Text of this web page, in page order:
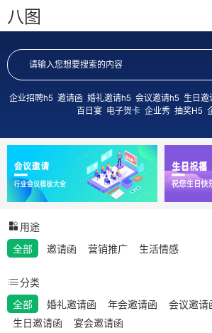
八图
企业招聘h5 邀请函 婚礼邀请h5 会议邀请h5 生日邀
百日宴 电子贺卡 企业秀 抽奖H5
用途
全部
邀请函 营销推广 生活情感
分类
全部
婚礼邀请函 年会邀请函 会议邀请
生日邀请函
宴会邀请函